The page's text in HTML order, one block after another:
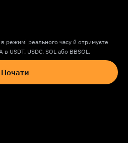
режимі реального часу й отримуєте
в USDT, USDC, SOL або BBSOL.
Почати